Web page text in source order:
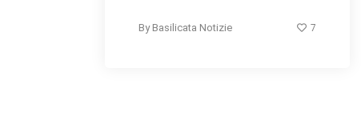
By Basilicata Notizie 7